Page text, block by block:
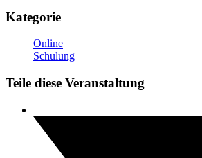
Kategorie
Online
Schulung
Teile diese Veranstaltung